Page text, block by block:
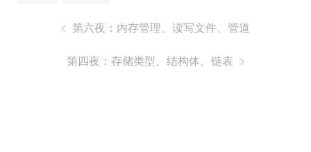
第六夜：内存管理、读写文件、管道
第四夜：存储类型、结构体、链表